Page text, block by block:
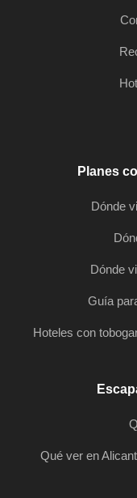
Planes
Dónde
Dónde
Guía
Hoteles con
Qué ver en